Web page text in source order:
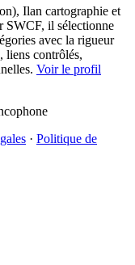
Ilan cartographie et
SWCF, il sélectionne
avec la rigueur
liens contrôlés,
Voir le profil
· Politique de